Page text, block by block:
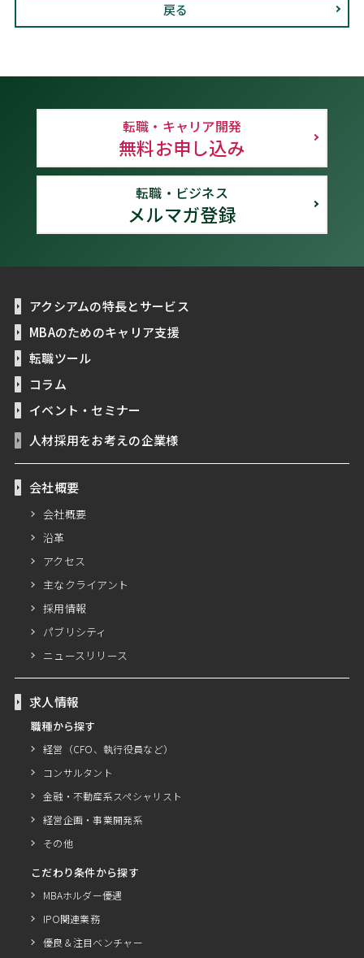
戻る
転職・キャリア開発
無料お申し込み
転職・ビジネス
メルマガ登録
アクシアムの特長とサービス
MBAのためのキャリア支援
転職ツール
コラム
イベント・セミナー
人材採用をお考えの企業様
会社概要
会社概要
沿革
アクセス
主なクライアント
採用情報
パブリシティ
ニュースリリース
求人情報
職種から探す
経営（CFO、執行役員など）
コンサルタント
金融・不動産系スペシャリスト
経営企画・事業開発系
その他
こだわり条件から探す
MBAホルダー優遇
IPO関連業務
優良＆注目ベンチャー